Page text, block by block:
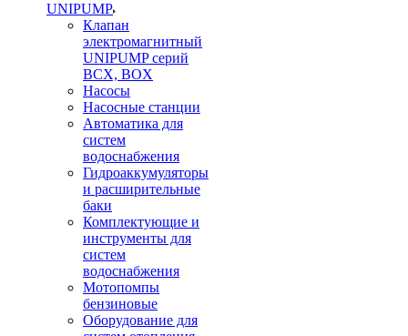
UNIPUMP
Клапан
электромагнитный
UNIPUMP серий
BCX, BOX
Насосы
Насосные станции
Автоматика для
систем
водоснабжения
Гидроаккумуляторы
и расширительные
баки
Комплектующие и
инструменты для
систем
водоснабжения
Мотопомпы
бензиновые
Оборудование для